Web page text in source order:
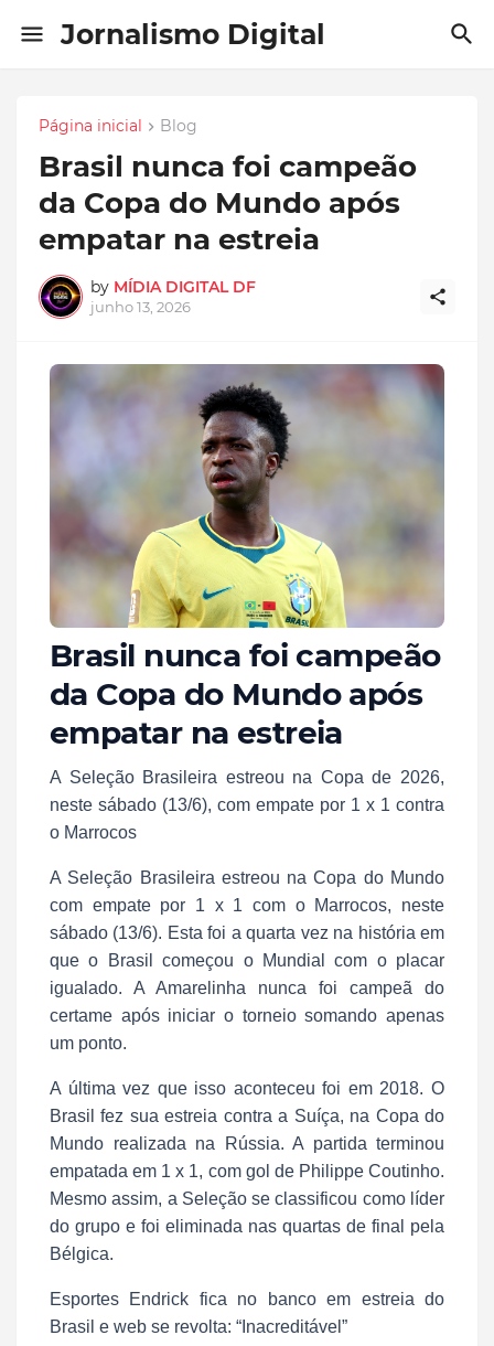
Jornalismo Digital
Página inicial Blog
Brasil nunca foi campeão
da Copa do Mundo após
empatar na estreia
by MÍDIA DIGITAL DF
junho 13, 2026
Brasil nunca foi campeão
da Copa do Mundo após
empatar na estreia
A Seleção Brasileira estreou na Copa de 2026,
neste sábado (13/6), com empate por 1 x 1 contra
o Marrocos
A Seleção Brasileira estreou na Copa do Mundo
com empate por 1 x 1 com o Marrocos, neste
sábado (13/6). Esta foi a quarta vez na história em
que o Brasil começou o Mundial com o placar
igualado. A Amarelinha nunca foi campeã do
certame após iniciar o torneio somando apenas
um ponto.
A última vez que isso aconteceu foi em 2018. O
Brasil fez sua estreia contra a Suíça, na Copa do
Mundo realizada na Rússia. A partida terminou
empatada em 1 x 1, com gol de Philippe Coutinho.
Mesmo assim, a Seleção se classificou como líder
do grupo e foi eliminada nas quartas de final pela
Bélgica.
Esportes Endrick fica no banco em estreia do
Brasil e web se revolta: “Inacreditável”